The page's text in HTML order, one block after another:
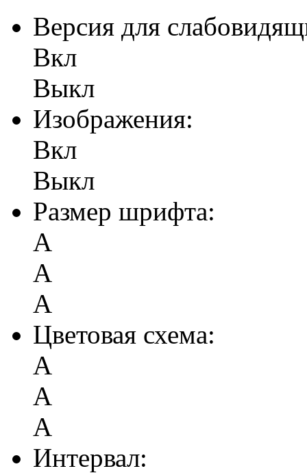
Версия для
Вкл
Выкл
Изображения:
Вкл
Выкл
Размер шрифта:
А
А
А
Цветовая схема:
А
А
А
Интервал: